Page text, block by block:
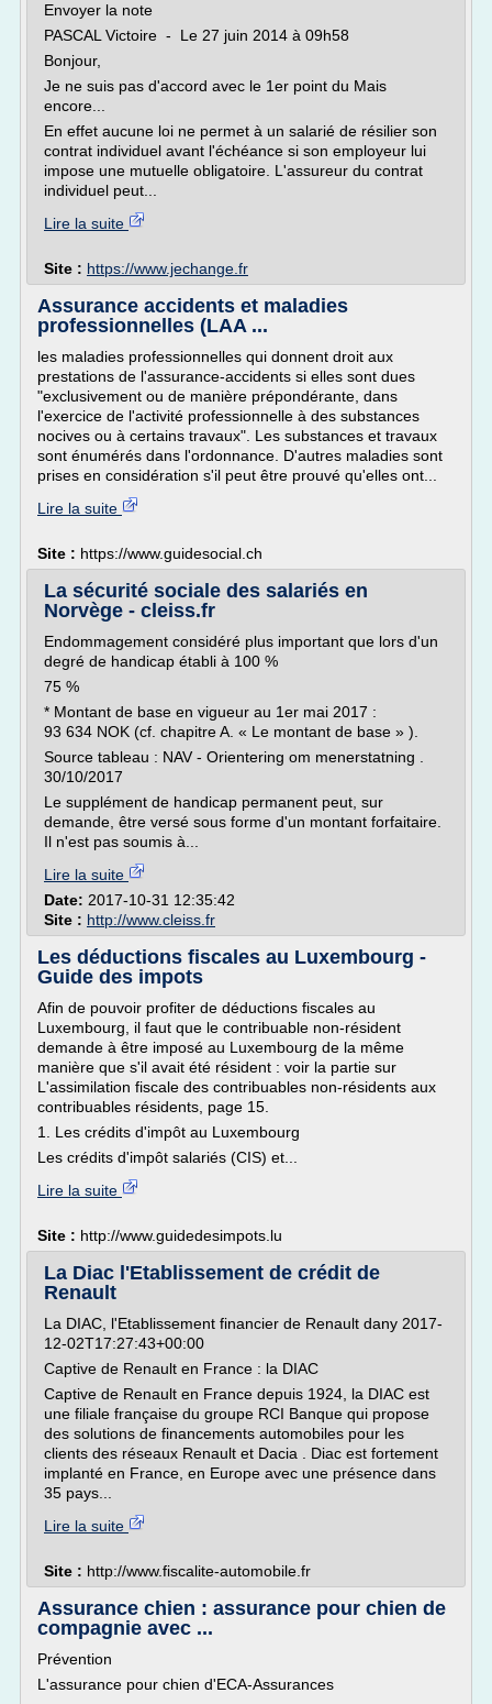
Envoyer la note
PASCAL Victoire - Le 27 juin 2014 à 09h58
Bonjour,
Je ne suis pas d'accord avec le 1er point du Mais
encore...
En effet aucune loi ne permet à un salarié de résilier son
contrat individuel avant l'échéance si son employeur lui
impose une mutuelle obligatoire. L'assureur du contrat
individuel peut...
Lire la suite
Site : https://www.jechange.fr
Assurance accidents et maladies
professionnelles (LAA ...
les maladies professionnelles qui donnent droit aux
prestations de l'assurance-accidents si elles sont dues
"exclusivement ou de manière prépondérante, dans
l'exercice de l'activité professionnelle à des substances
nocives ou à certains travaux". Les substances et travaux
sont énumérés dans l'ordonnance. D'autres maladies sont
prises en considération s'il peut être prouvé qu'elles ont...
Lire la suite
Site : https://www.guidesocial.ch
La sécurité sociale des salariés en
Norvège - cleiss.fr
Endommagement considéré plus important que lors d'un
degré de handicap établi à 100 %
75 %
* Montant de base en vigueur au 1er mai 2017 :
93 634 NOK (cf. chapitre A. « Le montant de base » ).
Source tableau : NAV - Orientering om menerstatning .
30/10/2017
Le supplément de handicap permanent peut, sur
demande, être versé sous forme d'un montant forfaitaire.
Il n'est pas soumis à...
Lire la suite
Date: 2017-10-31 12:35:42
Site : http://www.cleiss.fr
Les déductions fiscales au Luxembourg -
Guide des impots
Afin de pouvoir profiter de déductions fiscales au
Luxembourg, il faut que le contribuable non-résident
demande à être imposé au Luxembourg de la même
manière que s'il avait été résident : voir la partie sur
L'assimilation fiscale des contribuables non-résidents aux
contribuables résidents, page 15.
1. Les crédits d'impôt au Luxembourg
Les crédits d'impôt salariés (CIS) et...
Lire la suite
Site : http://www.guidedesimpots.lu
La Diac l'Etablissement de crédit de
Renault
La DIAC, l'Etablissement financier de Renault dany 2017-
12-02T17:27:43+00:00
Captive de Renault en France : la DIAC
Captive de Renault en France depuis 1924, la DIAC est
une filiale française du groupe RCI Banque qui propose
des solutions de financements automobiles pour les
clients des réseaux Renault et Dacia . Diac est fortement
implanté en France, en Europe avec une présence dans
35 pays...
Lire la suite
Site : http://www.fiscalite-automobile.fr
Assurance chien : assurance pour chien de
compagnie avec ...
Prévention
L'assurance pour chien d'ECA-Assurances